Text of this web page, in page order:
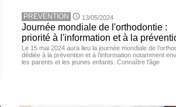
PREVENTION 13/05/2024
Journée mondiale de l'orthodontie :
priorité à l'information et à la
Le 15 mai 2024 aura lieu la journée mondiale de
dédiée à la prévention et à l’information notamment
les parents et les jeunes enfants. Connaître l’âge